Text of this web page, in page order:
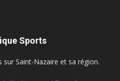
Sports
Saint-Nazaire et sa région.